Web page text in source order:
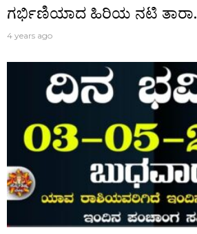
ಗರ್ಭಿಣಿಯಾದ ಹಿರಿಯ ನಟಿ ತಾರಾ.
4 years ago